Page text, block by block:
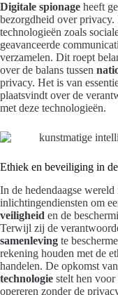
Digitale spionage heeft
bezorgdheid over
technologieën zoals
geavanceerde
verzamelen. Dit roept
over de balans tussen
privacy. Het is van
plaatsvindt over de
met deze technologieën.
Ethiek en beveiliging in
In de hedendaagse
inlichtingendiensten om
veiligheid en de
Terwijl zij de
samenleving te
rekening houden met de
handelen. De opkomst
technologie stelt hen voor
opereren zonder de